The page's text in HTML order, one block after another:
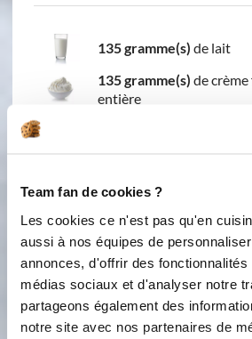
Team fan de cookies ?
Les cookies ce n'est pas qu'en
aussi à nos équipes de
annonces, d'offrir des fonctionnalités
médias sociaux et d'analyser notre
partageons également des
notre site avec nos partenaires de
135 gramme(s) de lait
135 gramme(s) de
entière
32 gramme(s)de sucre
2feuille(s) de gélatine